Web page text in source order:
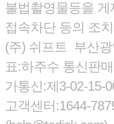
불법촬영물등을
접속차단 등의 조
(주) 쉬프트 부산
표:하주수 통신판
가통신:제3-02-15-
고객센터:1644-